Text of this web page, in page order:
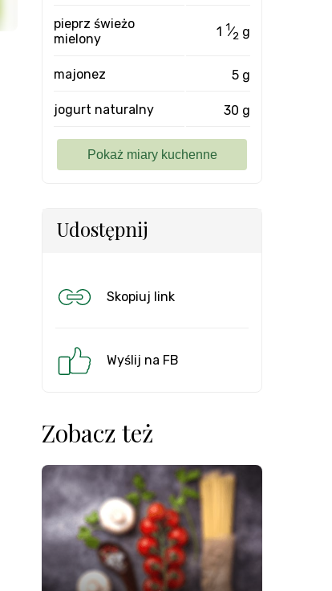
pieprz świeżo
mielony
1 1⁄2 g
majonez 5 g
jogurt naturalny 30 g
Udostępnij
Skopiuj link
Wyślij na FB
Zobacz też